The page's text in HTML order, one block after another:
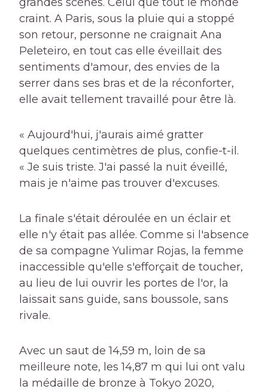
grandes scènes. Celui que tout le monde
craint. A Paris, sous la pluie qui a stoppé
son retour, personne ne craignait Ana
Peleteiro, en tout cas elle éveillait des
sentiments d'amour, des envies de la
serrer dans ses bras et de la réconforter,
elle avait tellement travaillé pour être là.
« Aujourd'hui, j'aurais aimé gratter
quelques centimètres de plus, confie-t-il.
« Je suis triste. J'ai passé la nuit éveillé,
mais je n'aime pas trouver d'excuses.
La finale s'était déroulée en un éclair et
elle n'y était pas allée. Comme si l'absence
de sa compagne Yulimar Rojas, la femme
inaccessible qu'elle s'efforçait de toucher,
au lieu de lui ouvrir les portes de l'or, la
laissait sans guide, sans boussole, sans
rivale.
Avec un saut de 14,59 m, loin de sa
meilleure note, les 14,87 m qui lui ont valu
la médaille de bronze à Tokyo 2020,